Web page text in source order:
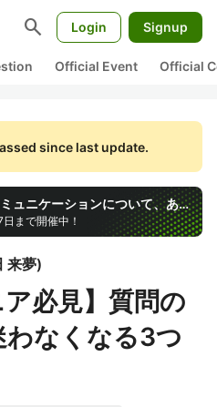
search Login Signup
Official Event Official
since last update.
「組織」や「チーム」でのコミュニケーションについて、あなたの考えをシェアしよう!
まで開催中！
来夢)
ア必見】質問の
なくなる3つ